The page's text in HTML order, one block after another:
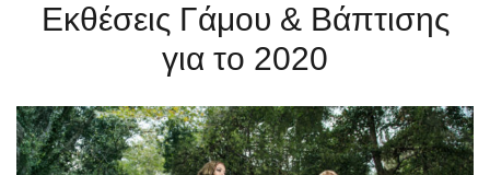
Εκθέσεις Γάμου & Βάπτισης
για το 2020